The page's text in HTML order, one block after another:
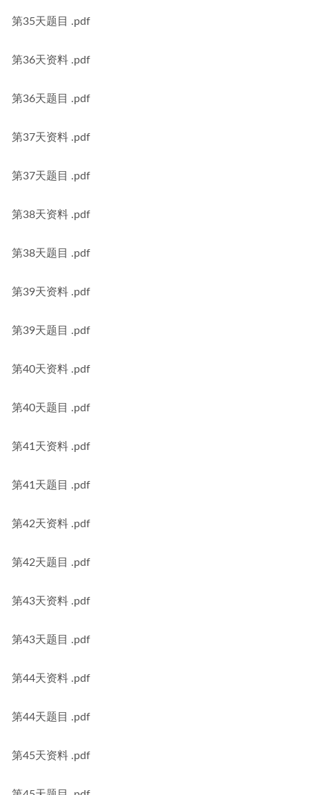
第35天题目 .pdf
第36天资料 .pdf
第36天题目 .pdf
第37天资料 .pdf
第37天题目 .pdf
第38天资料 .pdf
第38天题目 .pdf
第39天资料 .pdf
第39天题目 .pdf
第40天资料 .pdf
第40天题目 .pdf
第41天资料 .pdf
第41天题目 .pdf
第42天资料 .pdf
第42天题目 .pdf
第43天资料 .pdf
第43天题目 .pdf
第44天资料 .pdf
第44天题目 .pdf
第45天资料 .pdf